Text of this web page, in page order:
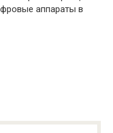
аппараты в